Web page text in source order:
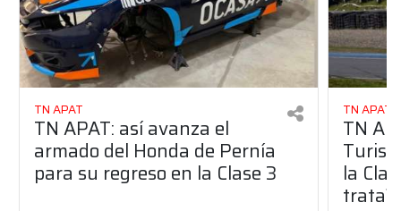
TN APAT
TN APAT: así avanza el
armado del Honda de Pernía
para su regreso en la Clase 3
TN APAT
TN
la
trata?